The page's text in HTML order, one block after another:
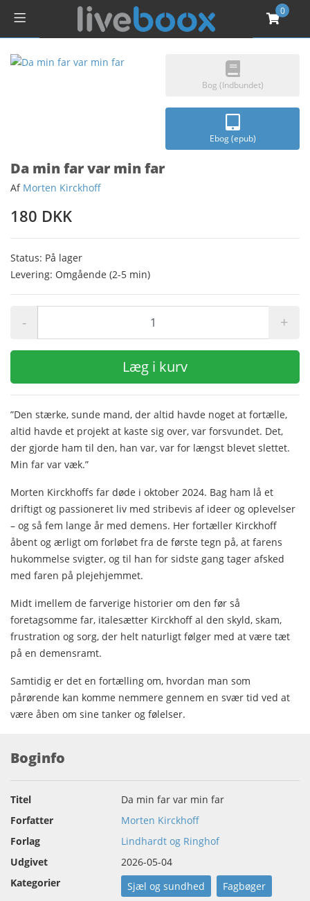
0
Bog (Indbundet)
Ebog (epub)
Da min far var min far
Af Morten Kirckhoff
180 DKK
Status: På lager
Levering: Omgående (2-5 min)
- +
Læg i kurv
”Den stærke, sunde mand, der altid havde noget at fortælle,
altid havde et projekt at kaste sig over, var forsvundet. Det,
der gjorde ham til den, han var, var for længst blevet slettet.
Min far var væk.”
Morten Kirckhoffs far døde i oktober 2024. Bag ham lå et
driftigt og passioneret liv med stribevis af ideer og oplevelser
– og så fem lange år med demens. Her fortæller Kirckhoff
åbent og ærligt om forløbet fra de første tegn på, at farens
hukommelse svigter, og til han for sidste gang tager afsked
med faren på plejehjemmet.
Midt imellem de farverige historier om den før så
foretagsomme far, italesætter Kirckhoff al den skyld, skam,
frustration og sorg, der helt naturligt følger med at være tæt
på en demensramt.
Samtidig er det en fortælling om, hvordan man som
pårørende kan komme nemmere gennem en svær tid ved at
være åben om sine tanker og følelser.
Boginfo
Titel
Da min far var min far
Forfatter
Morten Kirckhoff
Forlag
Lindhardt og Ringhof
Udgivet
2026-05-04
Kategorier
Sjæl og sundhed Fagbøger